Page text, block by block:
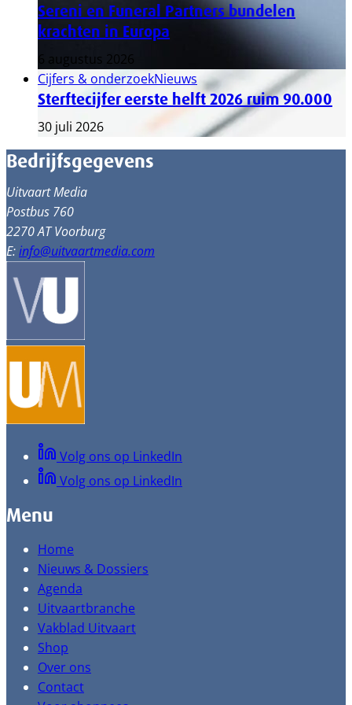
Sereni en Funeral Partners bundelen
krachten in Europa
6 augustus 2026
Cijfers & onderzoekNieuws
Sterftecijfer eerste helft 2026 ruim 90.000
30 juli 2026
Bedrijfsgegevens
Uitvaart Media
Postbus 760
2270 AT Voorburg
E:info@uitvaartmedia.com
Volg ons op LinkedIn
Volg ons op LinkedIn
Menu
Home
Nieuws & Dossiers
Agenda
Uitvaartbranche
Vakblad Uitvaart
Shop
Over ons
Contact